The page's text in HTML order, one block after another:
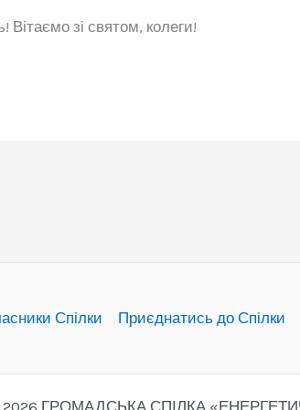
зі святом, колеги!
Спілки Приєднатись до Спілки